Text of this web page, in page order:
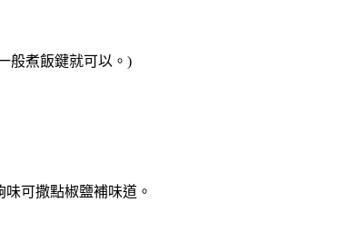
般煮飯鍵就可以。)
可撒點椒鹽補味道。